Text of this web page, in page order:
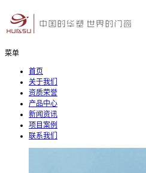
菜单
首页
关于我们
资质荣誉
产品中心
新闻资讯
项目案例
联系我们